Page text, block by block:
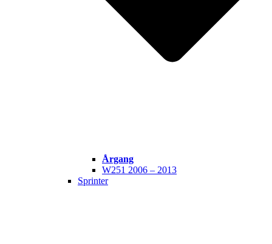
Årgang
W251 2006 – 2013
Sprinter